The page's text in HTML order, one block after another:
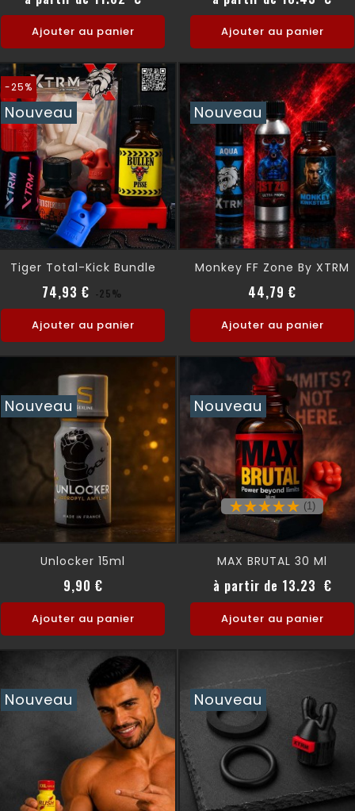
Ajouter au panier Ajouter au panier
-25%
Nouveau
Tiger Total-Kick Bundle
74,93 € Prix normal
-25%
Ajouter au panier
Nouveau
Monkey FF Zone By XTRM
44,79 €
Ajouter au panier
Nouveau
Unlocker 15ml
9,90 €Prix
Ajouter au panier
Nouveau
(1)
MAX BRUTAL 30 Ml
à partir de 13.23 €Prix
Ajouter au panier
Nouveau Nouveau